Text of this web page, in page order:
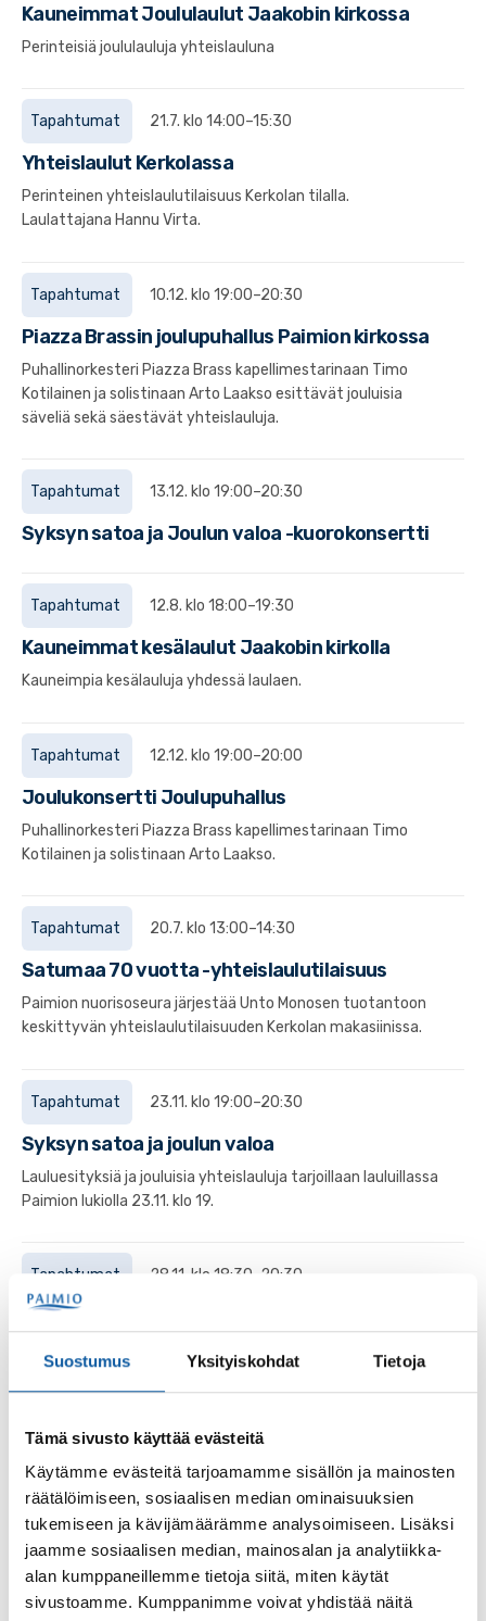
Suostumus Yksityiskohdat Tietoja
Tämä sivusto käyttää evästeitä
Käytämme evästeitä tarjoamamme sisällön ja mainosten
räätälöimiseen, sosiaalisen median ominaisuuksien
tukemiseen ja kävijämäärämme analysoimiseen. Lisäksi
jaamme sosiaalisen median, mainosalan ja analytiikka-
alan kumppaneillemme tietoja siitä, miten käytät
sivustoamme. Kumppanimme voivat yhdistää näitä
Kauneimmat Joululaulut Jaakobin kirkossa
Perinteisiä joululauluja yhteislauluna
Tapahtumat 21.7. klo 14:00–15:30
Yhteislaulut Kerkolassa
Perinteinen yhteislaulutilaisuus Kerkolan tilalla.
Laulattajana Hannu Virta.
Tapahtumat 10.12. klo 19:00–20:30
Piazza Brassin joulupuhallus Paimion kirkossa
Puhallinorkesteri Piazza Brass kapellimestarinaan Timo
Kotilainen ja solistinaan Arto Laakso esittävät jouluisia
säveliä sekä säestävät yhteislauluja.
Tapahtumat 13.12. klo 19:00–20:30
Syksyn satoa ja Joulun valoa -kuorokonsertti
Tapahtumat 12.8. klo 18:00–19:30
Kauneimmat kesälaulut Jaakobin kirkolla
Kauneimpia kesälauluja yhdessä laulaen.
Tapahtumat 12.12. klo 19:00–20:00
Joulukonsertti Joulupuhallus
Puhallinorkesteri Piazza Brass kapellimestarinaan Timo
Kotilainen ja solistinaan Arto Laakso.
Tapahtumat 20.7. klo 13:00–14:30
Satumaa 70 vuotta -yhteislaulutilaisuus
Paimion nuorisoseura järjestää Unto Monosen tuotantoon
keskittyvän yhteislaulutilaisuuden Kerkolan makasiinissa.
Tapahtumat 23.11. klo 19:00–20:30
Syksyn satoa ja joulun valoa
Lauluesityksiä ja jouluisia yhteislauluja tarjoillaan lauluillassa
Paimion lukiolla 23.11. klo 19.
Tapahtumat 28.11. klo 18:30–20:30
Joulukonsertti Paimion kirkossa
klo 18:30 alkaen.Mukana Paimion opiston Naiskuoro Vivela ja
Wiihdekuoro, Paimion Musiikkiopiston...
Tapahtumat 13.12. klo 18:30–20:00
Syksyn satoa ja joulun valoa -konsertti
Paimon musiikkiopiston lauluilta Paimion lukiolla.